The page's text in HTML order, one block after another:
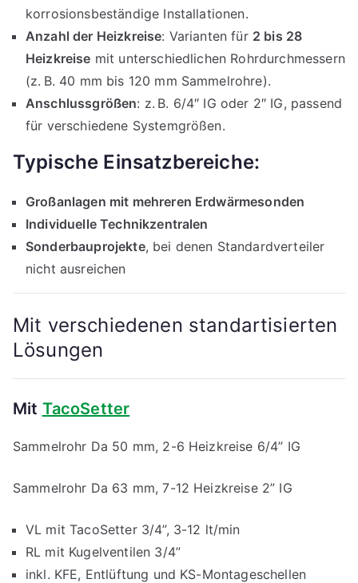
korrosionsbeständige Installationen.
Anzahl der Heizkreise: Varianten für 2 bis 28
Heizkreise mit unterschiedlichen Rohrdurchmessern
(z. B. 40 mm bis 120 mm Sammelrohre).
Anschlussgrößen: z. B. 6/4″ IG oder 2″ IG, passend
für verschiedene Systemgrößen.
Typische Einsatzbereiche:
Großanlagen mit mehreren Erdwärmesonden
Individuelle Technikzentralen
Sonderbauprojekte, bei denen Standardverteiler
nicht ausreichen
Mit verschiedenen standartisierten
Lösungen
Mit TacoSetter
Sammelrohr Da 50 mm, 2-6 Heizkreise 6/4” IG
Sammelrohr Da 63 mm, 7-12 Heizkreise 2” IG
VL mit TacoSetter 3/4”, 3-12 lt/min
RL mit Kugelventilen 3/4”
inkl. KFE, Entlüftung und KS-Montageschellen